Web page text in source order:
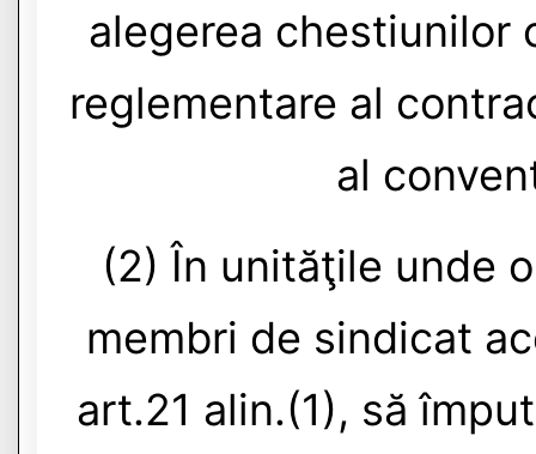
alegerea chestiunilor
reglementare al
al
(2) În unităţile unde
membri de sindicat
art.21 alin.(1), să